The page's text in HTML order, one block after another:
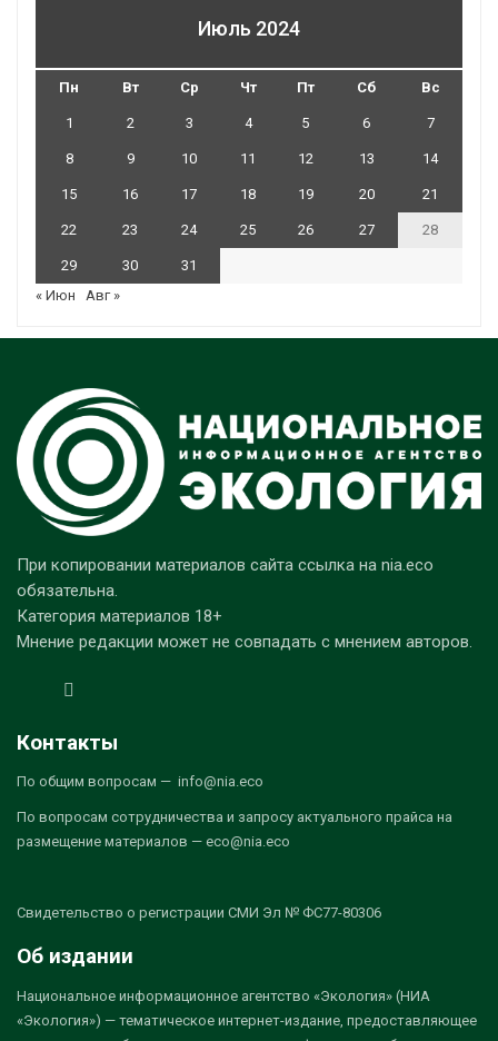
Июль 2024
Пн Вт Ср Чт Пт Сб Вс
1 2 3 4 5 6 7
8 9 10 11 12 13 14
15 16 17 18 19 20 21
22 23 24 25 26 27 28
29 30
31
« Июн
Авг »
При копировании материалов сайта ссылка на nia.eco
обязательна.
Категория материалов 18+
Мнение редакции может не совпадать с мнением авторов.
Контакты
По общим вопросам — info@nia.eco
По вопросам сотрудничества и запросу актуального прайса на
размещение материалов — eco@nia.eco
Свидетельство о регистрации СМИ Эл № ФС77-80306
Об издании
Национальное информационное агентство «Экология» (НИА
«Экология») — тематическое интернет-издание, предоставляющее